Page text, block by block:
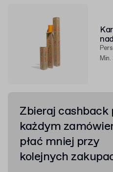
Zbieraj cashback
każdym
płać mniej przy
kolejnych